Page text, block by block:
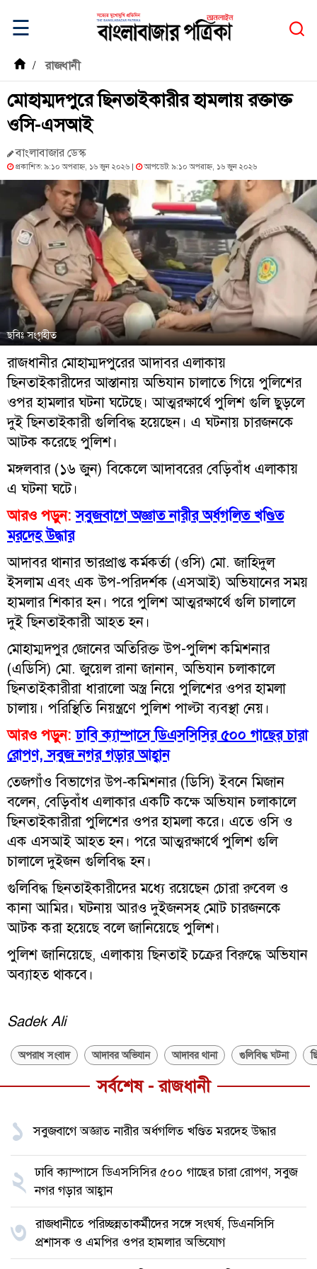
☰
/ রাজধানী
মোহাম্মদপুরে ছিনতাইকারীর হামলায় রক্তাক্ত
ওসি-এসআই
বাংলাবাজার ডেস্ক
প্রকাশিত: ৯:১০ অপরাহ্ন, ১৬ জুন ২০২৬ | আপডেট: ৯:১০ অপরাহ্ন, ১৬ জুন ২০২৬
ছবিঃ সংগৃহীত
রাজধানীর মোহাম্মদপুরের আদাবর এলাকায়
ছিনতাইকারীদের আস্তানায় অভিযান চালাতে গিয়ে পুলিশের
ওপর হামলার ঘটনা ঘটেছে। আত্মরক্ষার্থে পুলিশ গুলি ছুড়লে
দুই ছিনতাইকারী গুলিবিদ্ধ হয়েছেন। এ ঘটনায় চারজনকে
আটক করেছে পুলিশ।
মঙ্গলবার (১৬ জুন) বিকেলে আদাবরের বেড়িবাঁধ এলাকায়
এ ঘটনা ঘটে।
আরও পড়ুন: সবুজবাগে অজ্ঞাত নারীর অর্ধগলিত খণ্ডিত
মরদেহ উদ্ধার
আদাবর থানার ভারপ্রাপ্ত কর্মকর্তা (ওসি) মো. জাহিদুল
ইসলাম এবং এক উপ-পরিদর্শক (এসআই) অভিযানের সময়
হামলার শিকার হন। পরে পুলিশ আত্মরক্ষার্থে গুলি চালালে
দুই ছিনতাইকারী আহত হন।
মোহাম্মদপুর জোনের অতিরিক্ত উপ-পুলিশ কমিশনার
(এডিসি) মো. জুয়েল রানা জানান, অভিযান চলাকালে
ছিনতাইকারীরা ধারালো অস্ত্র নিয়ে পুলিশের ওপর হামলা
চালায়। পরিস্থিতি নিয়ন্ত্রণে পুলিশ পাল্টা ব্যবস্থা নেয়।
আরও পড়ুন: ঢাবি ক্যাম্পাসে ডিএসসিসির ৫০০ গাছের চারা
রোপণ, সবুজ নগর গড়ার আহ্বান
তেজগাঁও বিভাগের উপ-কমিশনার (ডিসি) ইবনে মিজান
বলেন, বেড়িবাঁধ এলাকার একটি কক্ষে অভিযান চলাকালে
ছিনতাইকারীরা পুলিশের ওপর হামলা করে। এতে ওসি ও
এক এসআই আহত হন। পরে আত্মরক্ষার্থে পুলিশ গুলি
চালালে দুইজন গুলিবিদ্ধ হন।
গুলিবিদ্ধ ছিনতাইকারীদের মধ্যে রয়েছেন চোরা রুবেল ও
কানা আমির। ঘটনায় আরও দুইজনসহ মোট চারজনকে
আটক করা হয়েছে বলে জানিয়েছে পুলিশ।
পুলিশ জানিয়েছে, এলাকায় ছিনতাই চক্রের বিরুদ্ধে অভিযান
অব্যাহত থাকবে।
Sadek Ali
অপরাধ সংবাদ আদাবর অভিযান আদাবর থানা গুলিবিদ্ধ ঘটনা
সর্বশেষ - রাজধানী
১ সবুজবাগে অজ্ঞাত নারীর অর্ধগলিত খণ্ডিত মরদেহ উদ্ধার
২ ঢাবি ক্যাম্পাসে ডিএসসিসির ৫০০ গাছের চারা রোপণ, সবুজ
নগর গড়ার আহ্বান
৩ রাজধানীতে পরিচ্ছন্নতাকর্মীদের সঙ্গে সংঘর্ষ, ডিএনসিসি
প্রশাসক ও এমপির ওপর হামলার অভিযোগ